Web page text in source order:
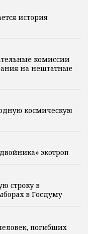
история
комиссии
на нештатные
космическую
экотроп
строку в
в Госдуму
погибших